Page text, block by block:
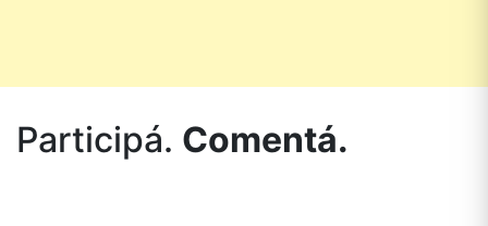
Participá. Comentá.